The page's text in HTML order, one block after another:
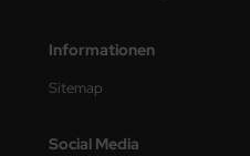
Informationen
Sitemap
Social Media